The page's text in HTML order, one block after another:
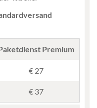
Premium
€ 27
€ 37